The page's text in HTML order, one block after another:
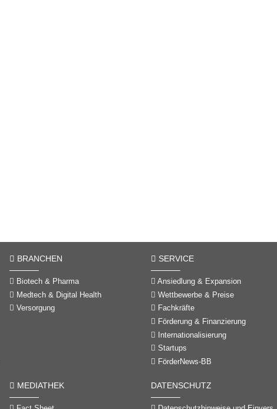
BRANCHEN
Biotech & Pharma
Medtech & Digital Health
Versorgung
SERVICE
Ansiedlung & Expansion
Wettbewerbe & Preise
Fachkräfte
Förderung & Finanzierung
Internationalisierung
Startups
FörderNews-BB
MEDIATHEK DATENSCHUTZ